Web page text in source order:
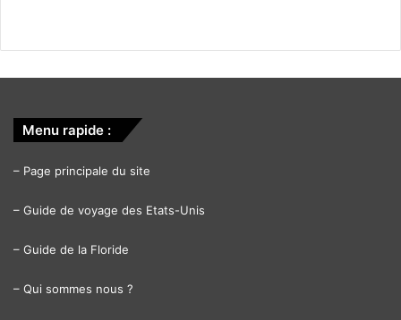
Menu rapide :
– Page principale du site
– Guide de voyage des Etats-Unis
– Guide de la Floride
– Qui sommes nous ?